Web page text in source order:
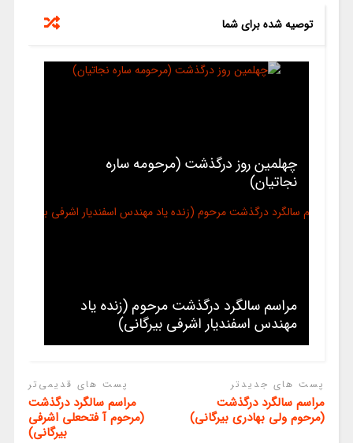
توصیه شده برای شما
چهلمین روز درگذشت (مرحومه ساره
نجاتیان)
مراسم سالگرد درگذشت مرحوم (زنده یاد
مهندس اسفندیار اشرفی بیرگانی)
پست های جدیدتر
مراسم سالگرد درگذشت
(مرحوم ولی بهادری بیرگانی)
پست های قدیمی‌تر
مراسم سالگرد درگذشت
(مرحوم آ فتحعلی اشرفی
بیرگانی)